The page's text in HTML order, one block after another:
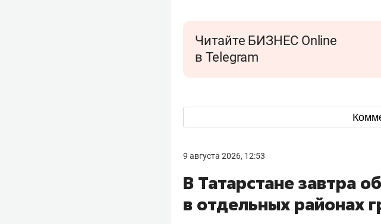
Читайте БИЗНЕС Online
в Telegram
9 августа 2026, 12:53
В Татарстане завтра
в отдельных районах